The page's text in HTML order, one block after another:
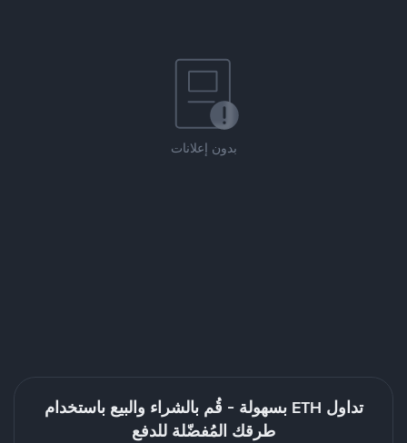
بدون إعلانات
تداول ETH بسهولة - قُم بالشراء والبيع باستخدام
طرقك المُفضّلة للدفع